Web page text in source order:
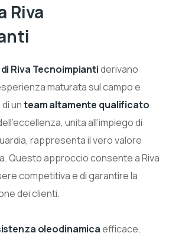
Riva
Riva Tecnoimpiantiderivano
maturata sul campo e
unteam altamente qualificato.
unita all’impiego di
rappresenta il vero valore
Questo approccio consente a Riva
competitiva e di garantire la
dei clienti.
oleodinamicaefficace,